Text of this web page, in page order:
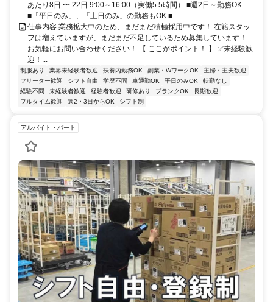
あたり8日 〜 22日 9:00～16:00（実働5.5時間） ■週2日～勤務OK
■「平日のみ」、「土日のみ」の勤務もOK ■...
仕事内容 業務拡大中のため、まだまだ積極採用中です！ 在籍スタッ
フは増えていますが、まだまだ不足しているため募集しています！
お気軽にお問い合わせください！ 【 ここがポイント！ 】 ✅未経験歓
迎！...
制服あり 業界未経験者歓迎 扶養内勤務OK 副業・WワークOK
主婦・主夫歓迎
フリーター歓迎
シフト自由 学歴不問 車通勤OK 平日のみOK
転勤なし
経験不問
未経験者歓迎 経験者歓迎 研修あり ブランクOK
長期歓迎
フルタイム歓迎
週2・3日からOK シフト制
アルバイト・パート